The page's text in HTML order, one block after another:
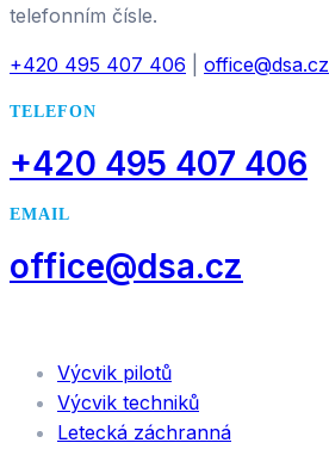
telefonním čísle.
+420 495 407 406 office@dsa.cz
TELEFON
+420 495 407 406
EMAIL
office@dsa.cz
Výcvik pilotů
Výcvik techniků
Letecká záchranná